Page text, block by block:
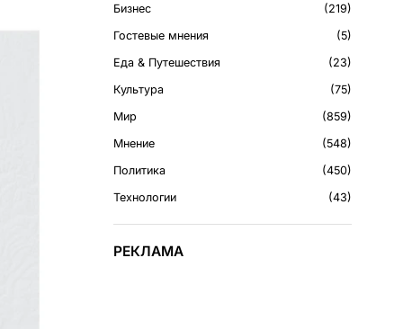
Бизнес
219
Гостевые мнения
5
Еда & Путешествия
23
Культура
75
Мир
859
Мнение
548
Политика
450
Технологии
43
РЕКЛАМА